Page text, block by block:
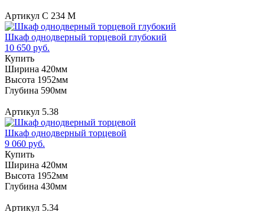
Артикул С 234 М
Шкаф однодверный торцевой глубокий
10 650 руб.
Купить
Ширина 420мм
Высота 1952мм
Глубина 590мм
Артикул 5.38
Шкаф однодверный торцевой
9 060 руб.
Купить
Ширина 420мм
Высота 1952мм
Глубина 430мм
Артикул 5.34